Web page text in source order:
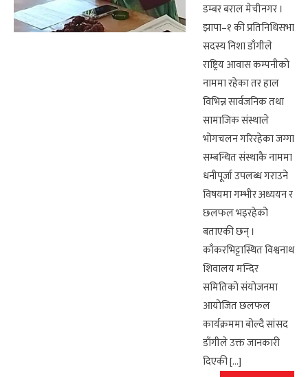
डम्बर बराल मेचीनगर ।
झापा–१ की प्रतिनिधिसभा
सदस्य निशा डाँगीले
राष्ट्रिय आवास कम्पनीको
नाममा रहेका तर हाल
विभिन्न सार्वजनिक तथा
सामाजिक संस्थाले
भोगचलन गरिरहेका जग्गा
सम्बन्धित संस्थाकै नाममा
धनीपूर्जा उपलब्ध गराउने
विषयमा गम्भीर अध्ययन र
छलफल भइरहेको
बताएकी छन् ।
काँकरभिट्टास्थित विश्वनाथ
शिवालय मन्दिर
समितिको संयोजनमा
आयोजित छलफल
कार्यक्रममा बोल्दै सांसद
डाँगीले उक्त जानकारी
दिएकी […]